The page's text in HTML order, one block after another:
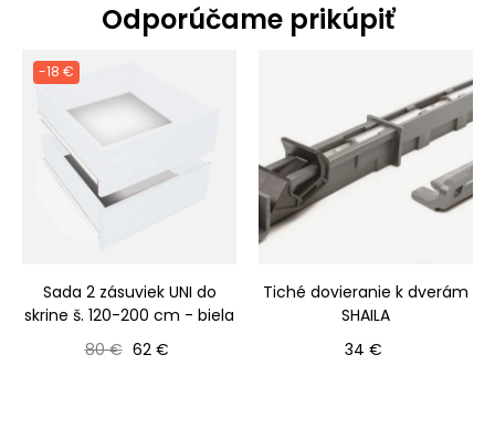
Odporúčame prikúpiť
-18 €
Sada 2 zásuviek UNI do
skrine š. 120-200 cm - biela
Bežná cena
80 € Cena
62 €
Tiché dovieranie k dverám
SHAILA
Cena
34 €